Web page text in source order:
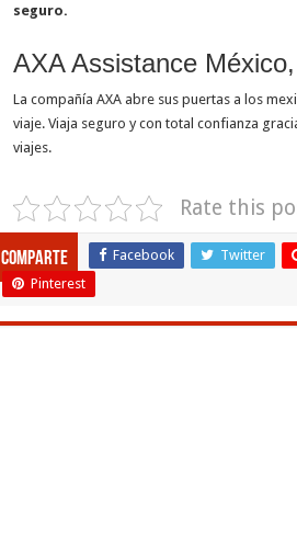
seguro.
AXA Assistance
La compañía AXA abre sus puertas a los
viaje. Viaja seguro y con total confianza
viajes.
Rate this
Comparte Facebook Twitter
Pinterest